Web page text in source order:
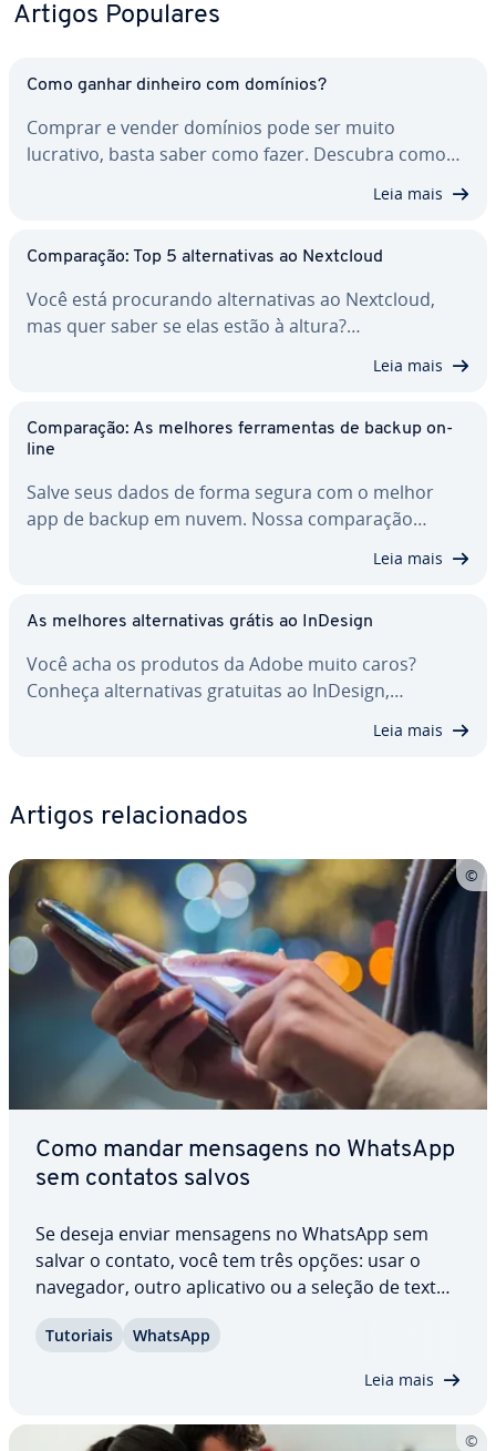
Artigos Populares
Como ganhar dinheiro com domínios?
Comprar e vender domínios pode ser muito
lucrativo, basta saber como fazer. Descubra como…
Leia mais
Com­pa­ra­ção: Top 5 al­ter­na­ti­vas ao Nextcloud
Você está pro­cu­rando al­ter­na­ti­vas ao Nextcloud,
mas quer saber se elas estão à altura?…
Leia mais
Com­pa­ra­ção: As melhores fer­ra­men­tas de backup on-
line
Salve seus dados de forma segura com o melhor
app de backup em nuvem. Nossa com­pa­ra­ção…
Leia mais
As melhores al­ter­na­ti­vas grátis ao InDesign
Você acha os produtos da Adobe muito caros?
Conheça al­ter­na­ti­vas gratuitas ao InDesign,…
Leia mais
Artigos re­la­ci­o­na­dos
Como mandar mensagens no WhatsApp
sem contatos salvos
Se deseja enviar mensagens no WhatsApp sem
salvar o contato, você tem três opções: usar o
navegador, outro apli­ca­tivo ou a seleção de texto
formas. Aprenda, passo a passo, como mandar
Tutoriais WhatsApp
Leia mais